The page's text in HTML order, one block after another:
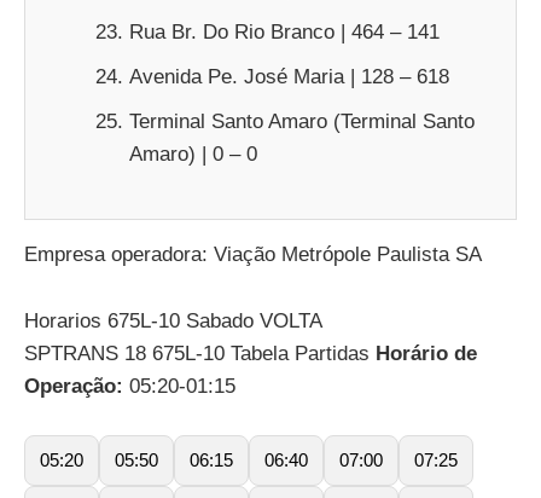
Rua Br. Do Rio Branco | 464 – 141
Avenida Pe. José Maria | 128 – 618
Terminal Santo Amaro (Terminal Santo
Amaro) | 0 – 0
Empresa operadora: Viação Metrópole Paulista SA
Horarios 675L-10 Sabado VOLTA
SPTRANS 18 675L-10 Tabela Partidas Horário de
Operação: 05:20-01:15
05:20 05:50 06:15 06:40 07:00 07:25